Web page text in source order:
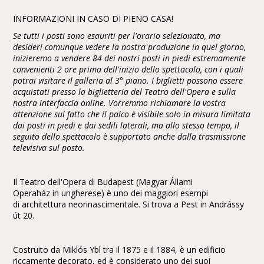
INFORMAZIONI IN CASO DI PIENO CASA!
Se tutti i posti sono esauriti per l'orario selezionato, ma
desideri comunque vedere la nostra produzione in quel giorno,
inizieremo a vendere 84 dei nostri posti in piedi estremamente
convenienti 2 ore prima dell'inizio dello spettacolo, con i quali
potrai visitare il galleria al 3° piano. I biglietti possono essere
acquistati presso la biglietteria del Teatro dell'Opera e sulla
nostra interfaccia online. Vorremmo richiamare la vostra
attenzione sul fatto che il palco è visibile solo in misura limitata
dai posti in piedi e dai sedili laterali, ma allo stesso tempo, il
seguito dello spettacolo è supportato anche dalla trasmissione
televisiva sul posto.
Il Teatro dell'Opera di Budapest (Magyar Állami
Operaház in ungherese) è uno dei maggiori esempi
di architettura neorinascimentale. Si trova a Pest in Andrássy
út 20.
Costruito da Miklós Ybl tra il 1875 e il 1884, è un edificio
riccamente decorato, ed è considerato uno dei suoi